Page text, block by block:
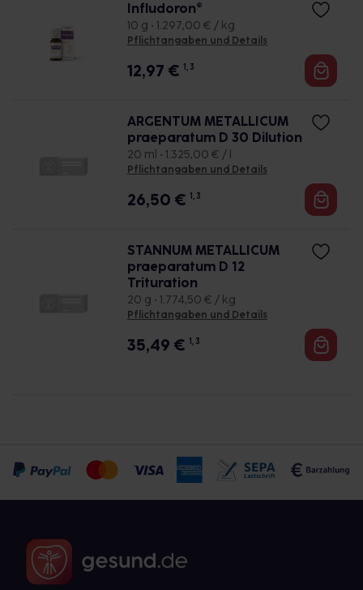
Infludoron®
10 g • 1.297,00 € / kg
Pflichtangaben und Details
12,97 € 1, 3
ARGENTUM METALLICUM
praeparatum D 30 Dilution
20 ml • 1.325,00 € / l
Pflichtangaben und Details
26,50 € 1, 3
STANNUM METALLICUM
praeparatum D 12
Trituration
20 g • 1.774,50 € / kg
Pflichtangaben und Details
35,49 € 1, 3